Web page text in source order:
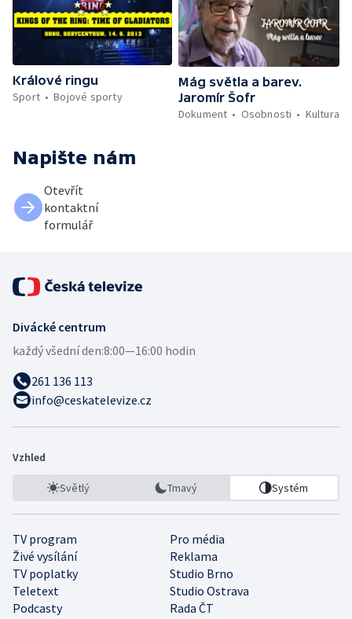
Králové ringu
Sport
Bojové sporty
Mág světla a barev.
Jaromír Šofr
Dokument
Osobnosti Kultura
Napište nám
Otevřít
kontaktní
formulář
Divácké centrum
každý všední den:8:00—16:00 hodin
261 136 113
info@ceskatelevize.cz
Vzhled
Světlý Tmavý Systém
TV program
Pro média
Živé vysílání
Reklama
TV poplatky
Studio Brno
Teletext
Studio Ostrava
Podcasty
Rada ČT